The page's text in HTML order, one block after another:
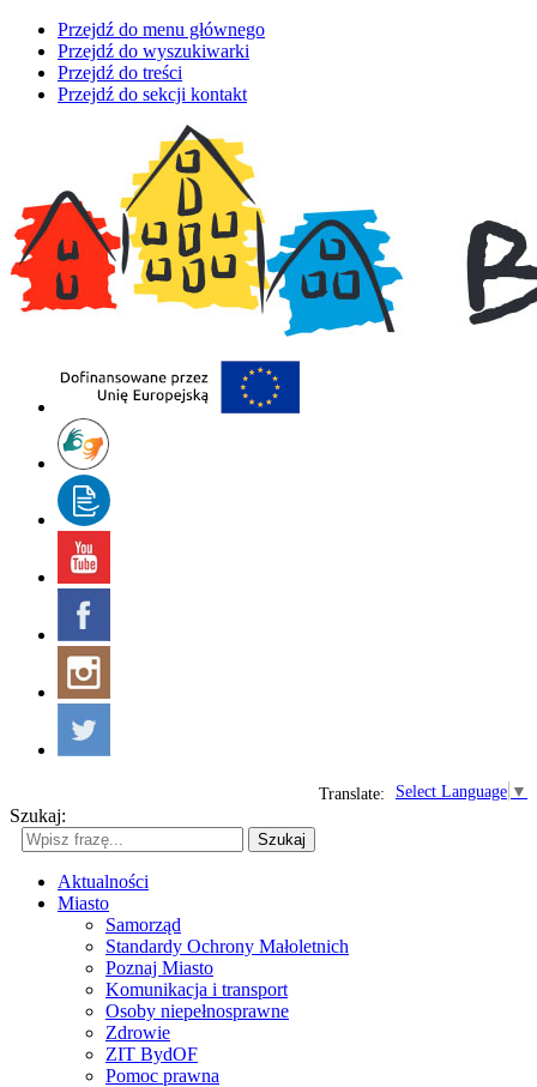
Przejdź do menu głównego
Przejdź do wyszukiwarki
Przejdź do treści
Przejdź do sekcji kontakt
Select Language ▼
Translate:
Szukaj:
Szukaj
Aktualności
Miasto
Samorząd
Standardy Ochrony Małoletnich
Poznaj Miasto
Komunikacja i transport
Osoby niepełnosprawne
Zdrowie
ZIT BydOF
Pomoc prawna